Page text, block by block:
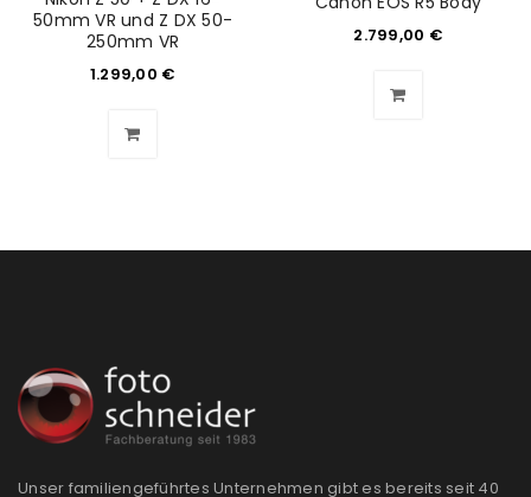
Ja, ich möchte ein Kundenkonto eröffnen und
REGISTRIEREN
50mm VR und Z DX 50-
250mm VR
1.299,00 €
2.799,00 €
Unser familiengeführtes Unternehmen gibt es bereits seit 40